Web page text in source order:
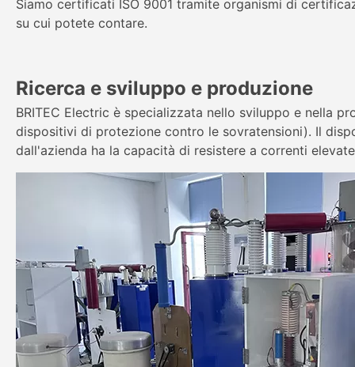
Siamo certificati ISO 9001 tramite organismi di
su cui potete contare.
Ricerca e sviluppo e produzione
BRITEC Electric è specializzata nello sviluppo e nella
dispositivi di protezione contro le sovratensioni). Il
dall'azienda ha la capacità di resistere a correnti